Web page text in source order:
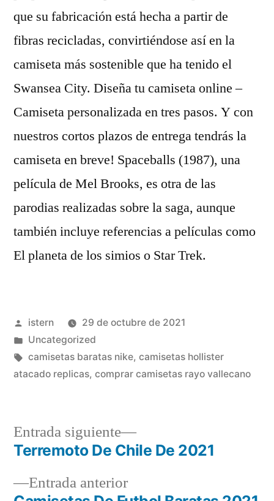
que su fabricación está hecha a partir de
fibras recicladas, convirtiéndose así en la
camiseta más sostenible que ha tenido el
Swansea City. Diseña tu camiseta online –
Camiseta personalizada en tres pasos. Y con
nuestros cortos plazos de entrega tendrás la
camiseta en breve! Spaceballs (1987), una
película de Mel Brooks, es otra de las
parodias realizadas sobre la saga, aunque
también incluye referencias a películas como
El planeta de los simios o Star Trek.
Publicado
por
istern
29 de octubre de 2021
Publicado
en
Uncategorized
Etiquetas:
camisetas baratas nike, camisetas hollister
atacado replicas, comprar camisetas rayo vallecano
Navegación
deEntrada anteriorEntrada
Entrada siguiente
Entrada
siguiente:
Terremoto De Chile De 2021